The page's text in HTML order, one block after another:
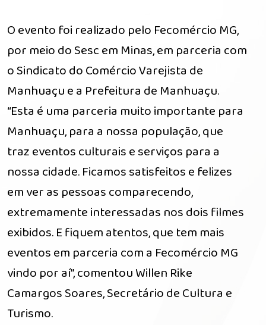
O evento foi realizado pelo Fecomércio MG,
por meio do Sesc em Minas, em parceria com
o Sindicato do Comércio Varejista de
Manhuaçu e a Prefeitura de Manhuaçu.
“Esta é uma parceria muito importante para
Manhuaçu, para a nossa população, que
traz eventos culturais e serviços para a
nossa cidade. Ficamos satisfeitos e felizes
em ver as pessoas comparecendo,
extremamente interessadas nos dois filmes
exibidos. E fiquem atentos, que tem mais
eventos em parceria com a Fecomércio MG
vindo por aí”, comentou Willen Rike
Camargos Soares, Secretário de Cultura e
Turismo.